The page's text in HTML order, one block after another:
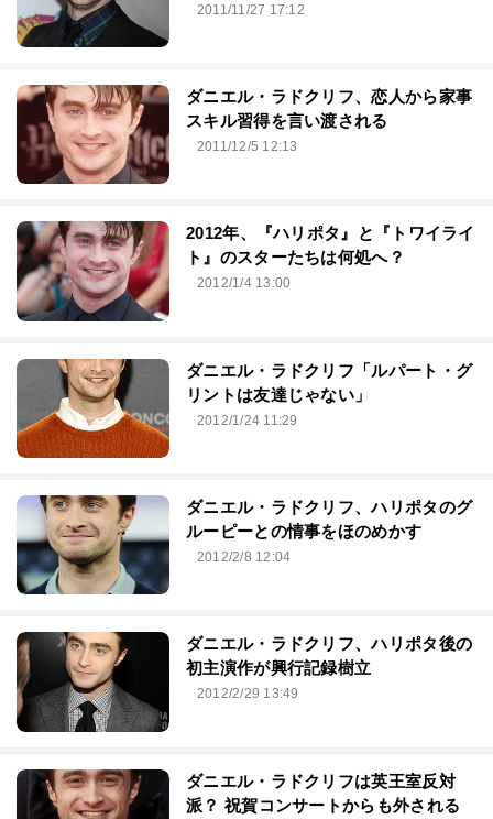
2011/11/27 17:12
ダニエル・ラドクリフ、恋人から家事
スキル習得を言い渡される
2011/12/5 12:13
2012年、『ハリポタ』と『トワイライ
ト』のスターたちは何処へ？
2012/1/4 13:00
ダニエル・ラドクリフ「ルパート・グ
リントは友達じゃない」
2012/1/24 11:29
ダニエル・ラドクリフ、ハリポタのグ
ルーピーとの情事をほのめかす
2012/2/8 12:04
ダニエル・ラドクリフ、ハリポタ後の
初主演作が興行記録樹立
2012/2/29 13:49
ダニエル・ラドクリフは英王室反対
派？ 祝賀コンサートからも外される